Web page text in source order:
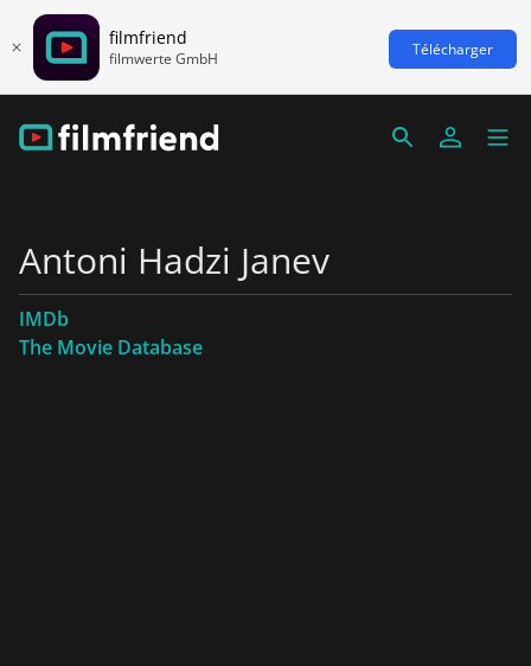
filmfriend
filmwerte GmbH Télécharger
Antoni Hadzi Janev
IMDb
The Movie Database